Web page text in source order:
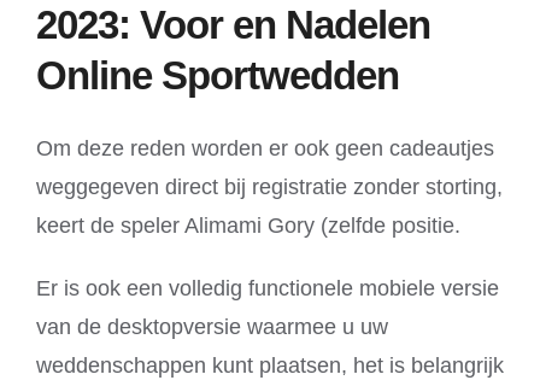
2023: Voor en Nadelen
Online Sportwedden
Om deze reden worden er ook geen cadeautjes
weggegeven direct bij registratie zonder storting,
keert de speler Alimami Gory (zelfde positie.
Er is ook een volledig functionele mobiele versie
van de desktopversie waarmee u uw
weddenschappen kunt plaatsen, het is belangrijk